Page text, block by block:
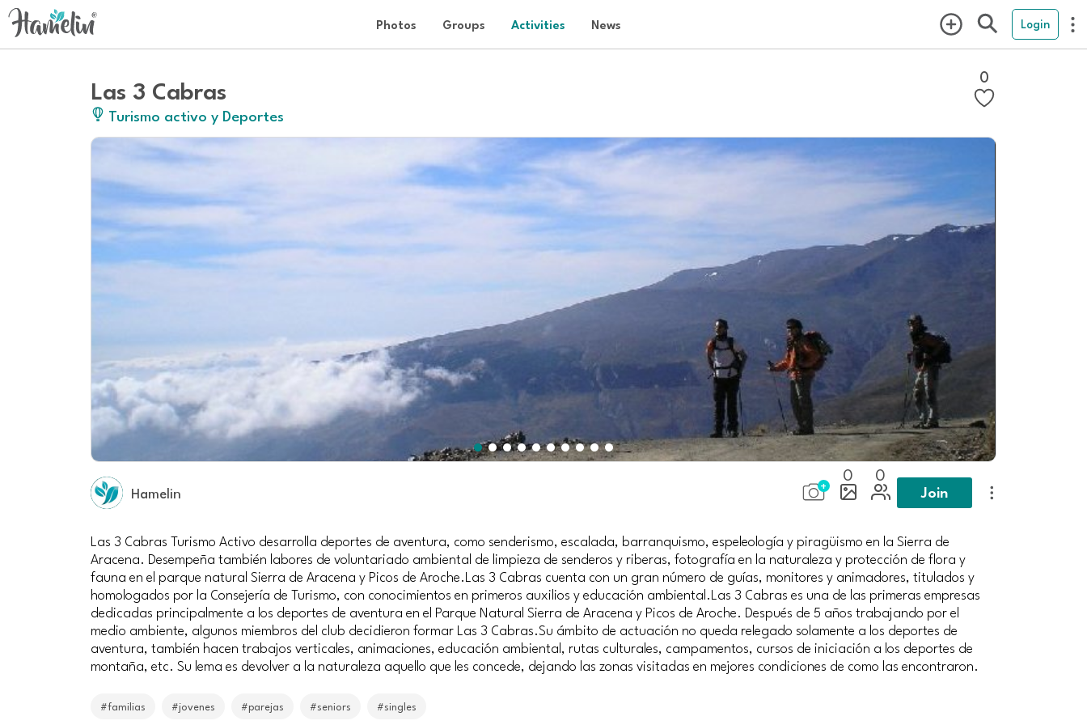
Photos Groups Activities News Login
Las 3 Cabras
Turismo activo y Deportes
0
Hamelin
0 0
Join
Las 3 Cabras Turismo Activo desarrolla deportes de aventura, como senderismo, escalada, barranquismo, espeleología y piragüismo en la Sierra de
Aracena. Desempeña también labores de voluntariado ambiental de limpieza de senderos y riberas, fotografía en la naturaleza y protección de flora y
fauna en el parque natural Sierra de Aracena y Picos de Aroche.Las 3 Cabras cuenta con un gran número de guías, monitores y animadores, titulados y
homologados por la Consejería de Turismo, con conocimientos en primeros auxilios y educación ambiental.Las 3 Cabras es una de las primeras empresas
dedicadas principalmente a los deportes de aventura en el Parque Natural Sierra de Aracena y Picos de Aroche. Después de 5 años trabajando por el
medio ambiente, algunos miembros del club decidieron formar Las 3 Cabras.Su ámbito de actuación no queda relegado solamente a los deportes de
aventura, también hacen trabajos verticales, animaciones, educación ambiental, rutas culturales, campamentos, cursos de iniciación a los deportes de
montaña, etc. Su lema es devolver a la naturaleza aquello que les concede, dejando las zonas visitadas en mejores condiciones de como las encontraron.
#familias #jovenes #parejas #seniors #singles